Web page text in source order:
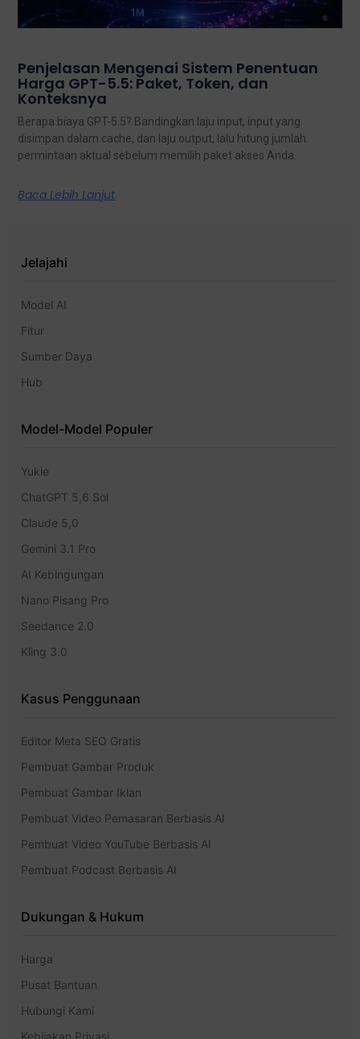
Penjelasan Mengenai Sistem Penentuan
Harga GPT-5.5: Paket, Token, dan
Konteksnya
Berapa biaya GPT-5.5? Bandingkan laju input, input yang
disimpan dalam cache, dan laju output, lalu hitung jumlah
permintaan aktual sebelum memilih paket akses Anda.
Baca Lebih Lanjut
Jelajahi
Model AI
Fitur
Sumber Daya
Hub
Model-Model Populer
Yukie
ChatGPT 5,6 Sol
Claude 5,0
Gemini 3.1 Pro
AI Kebingungan
Nano Pisang Pro
Seedance 2.0
Kling 3.0
Kasus Penggunaan
Editor Meta SEO Gratis
Pembuat Gambar Produk
Pembuat Gambar Iklan
Pembuat Video Pemasaran Berbasis AI
Pembuat Video YouTube Berbasis AI
Pembuat Podcast Berbasis AI
Dukungan & Hukum
Harga
Pusat Bantuan
Hubungi Kami
Kebijakan Privasi